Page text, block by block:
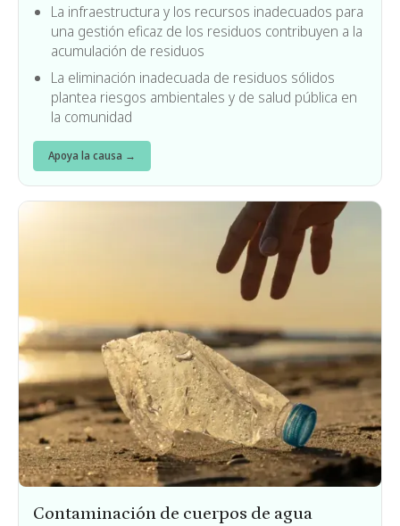
La infraestructura y los recursos inadecuados para
una gestión eficaz de los residuos contribuyen a la
acumulación de residuos
La eliminación inadecuada de residuos sólidos
plantea riesgos ambientales y de salud pública en
la comunidad
Apoya la causa →
Contaminación de cuerpos de agua